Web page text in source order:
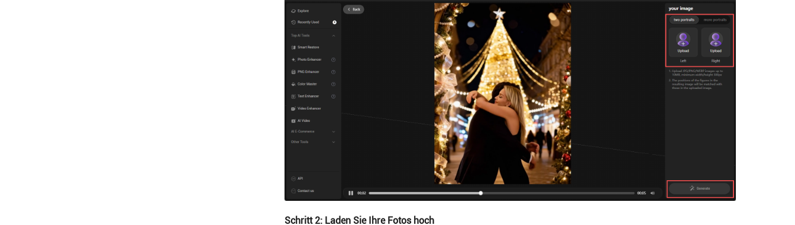
Schritt 2: Laden Sie Ihre Fotos hoch